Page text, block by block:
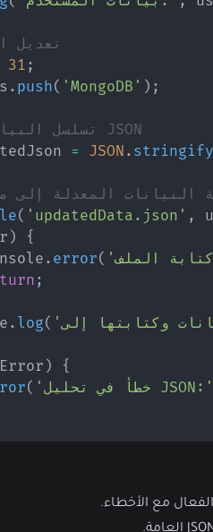
// تعديل
31 ;
. push( 'MongoDB' ) ;
// تسلسل البيانات إلى JSON
= JSON . stringify
البيانات المعدلة إلى
( 'updatedData.json' ,
)
{
. error(
;
. log(
)
{
( 'خطأ في تحليل JSON:'
مع الأخطاء.